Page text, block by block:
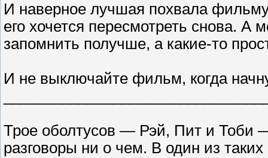
И наверное лучшая похвала
его хочется пересмотреть снова. А
запомнить получше, а какие-то
И не выключайте фильм, когда
Трое оболтусов — Рэй, Пит и Тоби
разговоры ни о чем. В один из